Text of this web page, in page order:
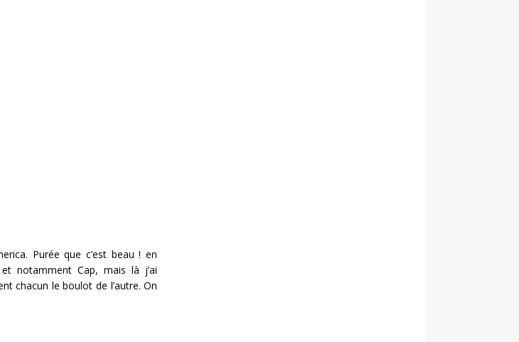
Purée que c’est beau ! en
notamment Cap, mais là j’ai
chacun le boulot de l’autre. On